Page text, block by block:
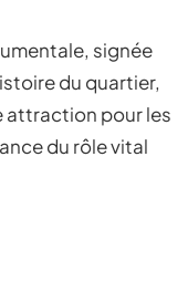
signée
du quartier,
attraction pour les
du rôle vital